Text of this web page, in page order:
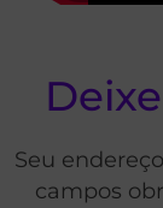
Seu
campos